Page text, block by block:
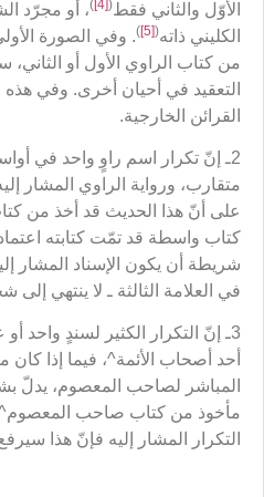
الأوّل والثاني فقط(
[4]
)، أو مجرّد
الكليني ذاته(
[5]
). وفي الصورة
من كتاب الراوي الأول أو الثاني،
التعقيد في أحيان أخرى. وفي هذه
القرائن الخارجية.
2ـ إنّ تكرار اسم راوٍ واحد في أواسط
متقارب، ورواية الراوي المشار
على أنّ هذا الحديث قد أخذ من
كتاب واسطة قد تمّت كتابته
شريطة أن يكون الإسناد المشار
في العلامة الثالثة ـ لا ينتهي
3ـ إنّ التكرار الكثير لسندٍ واحد
أحد أصحاب الأئمة^، فيما إذا
المباشر لصاحب المعصوم، يدلّ
مأخوذ من كتاب صاحب المعصوم^.
التكرار المشار إليه فإنّ هذا